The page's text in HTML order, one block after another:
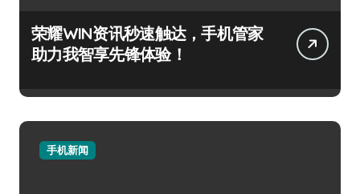
荣耀WIN资讯秒速触达，手机管家
助力我智享先锋体验！
手机新闻